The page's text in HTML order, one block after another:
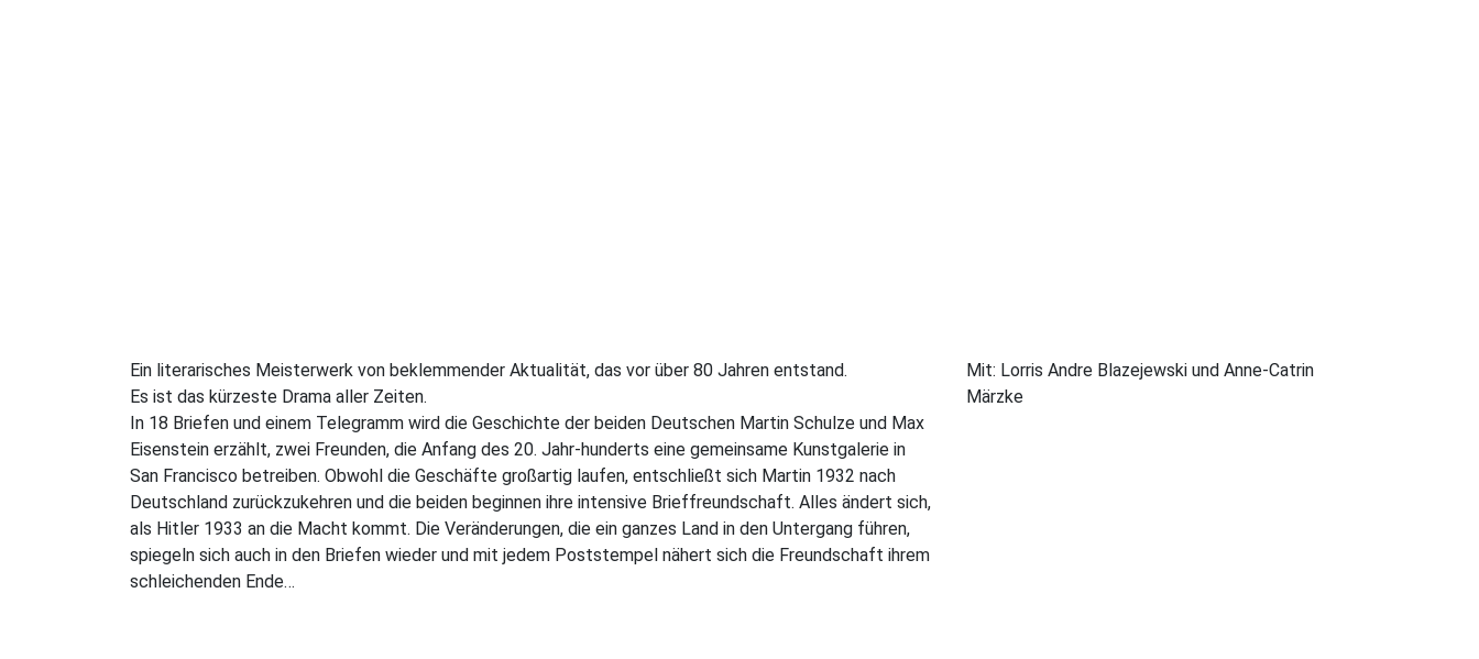
Ein literarisches Meisterwerk von beklemmender Aktualität, das vor über 80 Jahren entstand.
Es ist das kürzeste Drama aller Zeiten.
In 18 Briefen und einem Telegramm wird die Geschichte der beiden Deutschen Martin Schulze und Max
Eisenstein erzählt, zwei Freunden, die Anfang des 20. Jahr-hunderts eine gemeinsame Kunstgalerie in
San Francisco betreiben. Obwohl die Geschäfte großartig laufen, entschließt sich Martin 1932 nach
Deutschland zurückzukehren und die beiden beginnen ihre intensive Brieffreundschaft. Alles ändert sich,
als Hitler 1933 an die Macht kommt. Die Veränderungen, die ein ganzes Land in den Untergang führen,
spiegeln sich auch in den Briefen wieder und mit jedem Poststempel nähert sich die Freundschaft ihrem
schleichenden Ende…
Mit: Lorris Andre Blazejewski und Anne-Catrin
Märzke